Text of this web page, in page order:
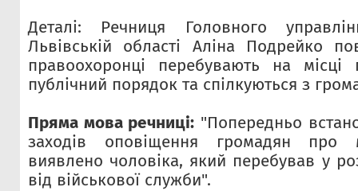
Деталі: Речниця Головного
Львівській області Аліна Подрейко
правоохоронці перебувають на місці
публічний порядок та спілкуються з
Пряма мова речниці: "Попередньо
заходів оповіщення громадян про
виявлено чоловіка, який перебував у
від військової служби".